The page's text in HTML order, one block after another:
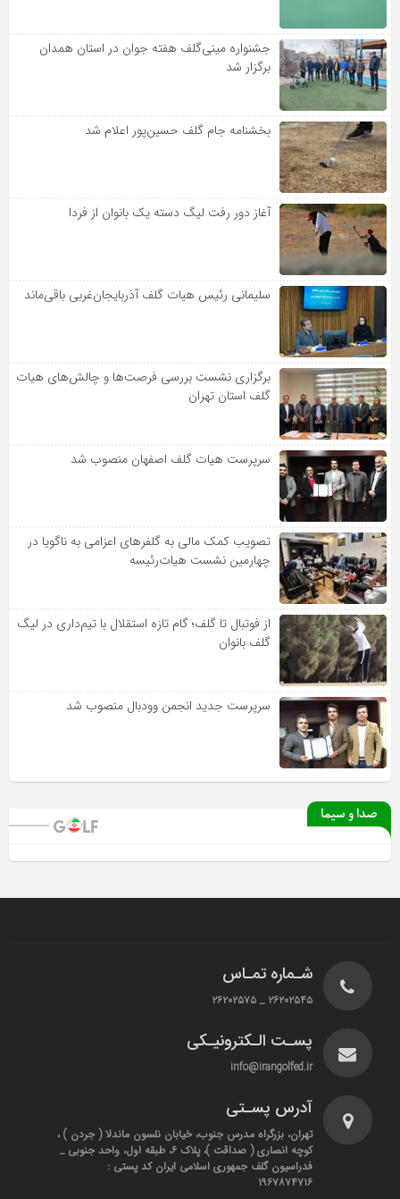
جشنواره مینی‌گلف هفته جوان در استان همدان
برگزار شد
بخشنامه جام گلف حسین‌پور اعلام شد
آغاز دور رفت لیگ دسته یک بانوان از فردا
سلیمانی رئیس هیات گلف آذربایجان‌غربی باقی‌ماند
برگزاری نشست بررسی فرصت‌ها و چالش‌های هیات
گلف استان تهران
سرپرست هیات گلف اصفهان منصوب شد
تصویب کمک مالی به گلفرهای اعزامی به ناگویا در
چهارمین نشست هیات‌رئیسه
از فوتبال تا گلف؛ گام تازه استقلال با تیم‌داری در لیگ
گلف بانوان
سرپرست جدید انجمن وودبال منصوب شد
صدا و سیما
شـماره تمـاس
۲۶۲۰۲۵۴۵ _ ۲۶۲۰۲۵۷۵
پسـت الـکترونیـکی
info@irangolfed.ir
آدرس پسـتی
تهران، بزرگراه مدرس جنوب، خیابان نلسون ماندلا ( جردن ) ،
کوچه انصاری ( صداقت )، پلاک ۶، طبقه اول، واحد جنوبی _
فدراسیون گلف جمهوری اسلامی ایران کد پستی :
۱۹۶۷۸۷۴۷۱۶